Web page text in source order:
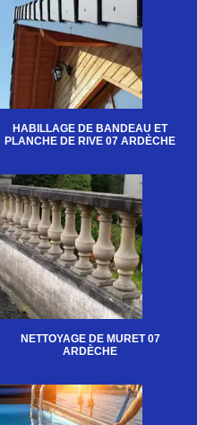
HABILLAGE DE BANDEAU ET
PLANCHE DE RIVE 07 ARDÈCHE
NETTOYAGE DE MURET 07
ARDÈCHE